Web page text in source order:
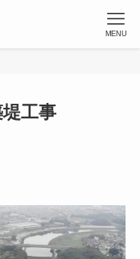
MENU
工事